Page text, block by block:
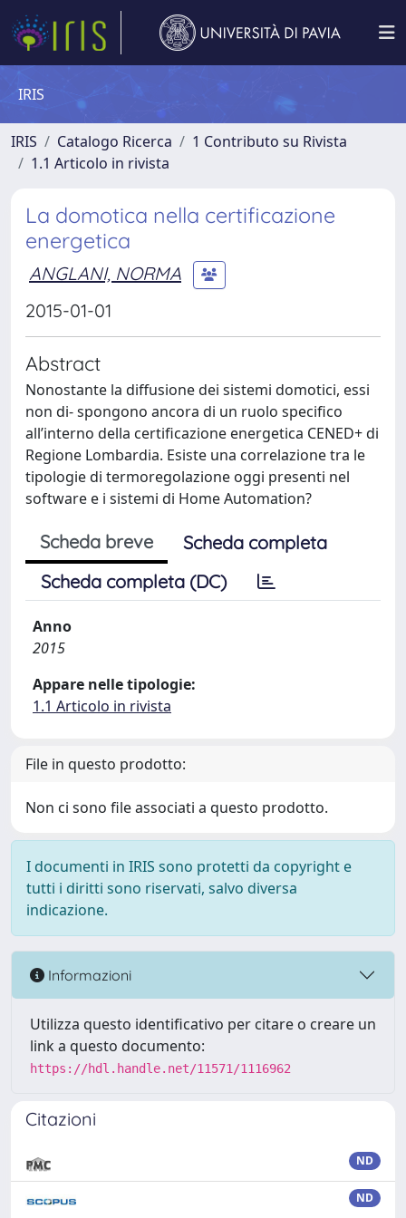
IRIS
IRIS Catalogo Ricerca
1 Contributo su Rivista
1.1 Articolo in rivista
La domotica nella certificazione
energetica
ANGLANI, NORMA
2015-01-01
Abstract
Nonostante la diffusione dei sistemi domotici, essi
non di- spongono ancora di un ruolo specifico
all’interno della certificazione energetica CENED+ di
Regione Lombardia. Esiste una correlazione tra le
tipologie di termoregolazione oggi presenti nel
software e i sistemi di Home Automation?
Scheda breve
Scheda completa
Scheda completa (DC)
Anno
2015
Appare nelle tipologie:
1.1 Articolo in rivista
File in questo prodotto:
Non ci sono file associati a questo prodotto.
I documenti in IRIS sono protetti da copyright e
tutti i diritti sono riservati, salvo diversa
indicazione.
Informazioni
Utilizza questo identificativo per citare o creare un
link a questo documento:
https://hdl.handle.net/11571/1116962
Citazioni
ND
ND